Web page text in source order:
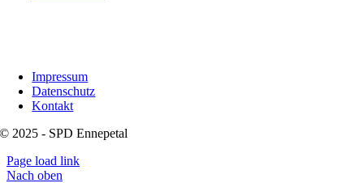
Impressum
Datenschutz
Kontakt
© 2025 - SPD Ennepetal
Page load link
Nach oben